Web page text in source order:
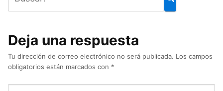
Deja una respuesta
Tu dirección de correo electrónico no será publicada. Los campos
obligatorios están marcados con *